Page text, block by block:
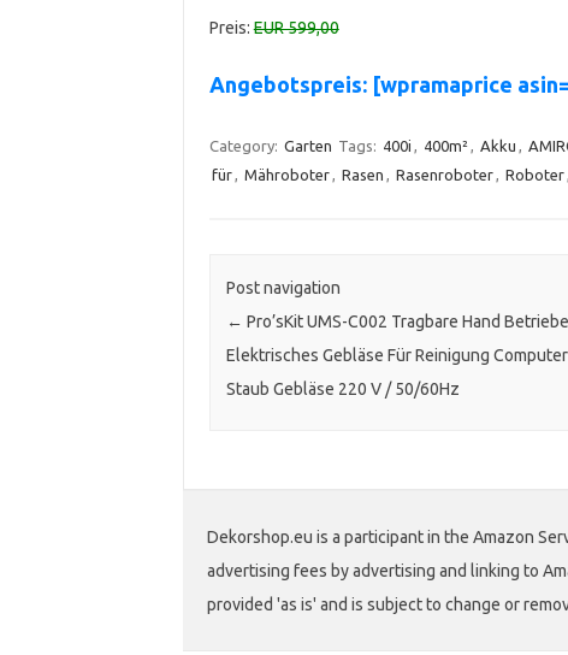
Preis:EUR 599,00
Angebotspreis: [wpramaprice
Category: Garten Tags: 400i , 400m², Akku ,
für, Mähroboter, Rasen , Rasenroboter, Roboter,
Post navigation
← Pro’sKit UMS-C002 Tragbare Hand
Elektrisches Gebläse Für Reinigung Computer
Staub Gebläse 220 V / 50/60Hz
Dekorshop.eu is a participant in the Amazon
advertising fees by advertising and linking to
provided 'as is' and is subject to change or